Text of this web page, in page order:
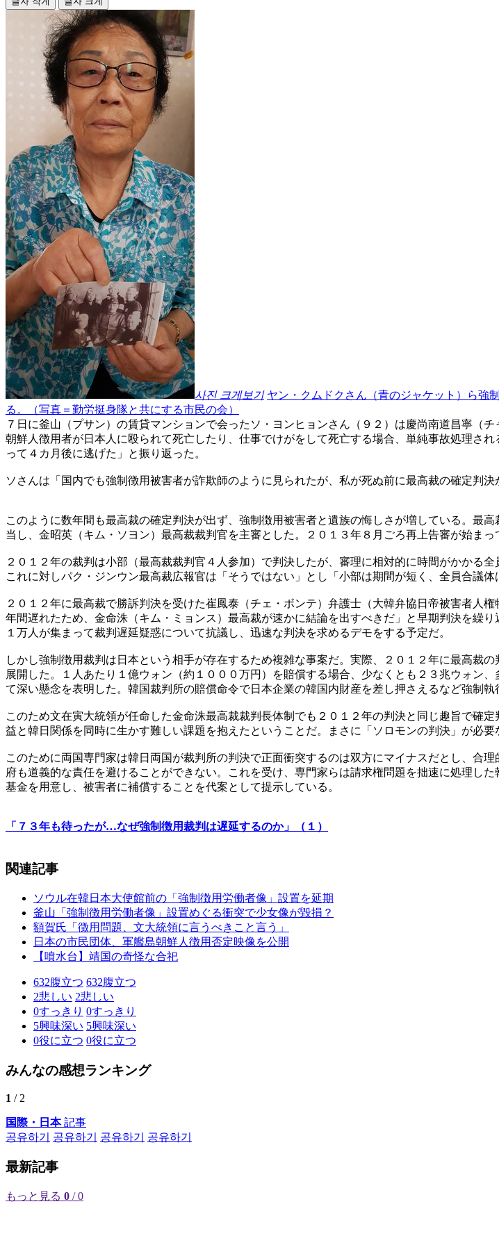
사진 크게보기 ヤン・クムドクさん（青のジャケット）ら強
る。（写真＝勤労挺身隊と共にする市民の会）
７日に釜山（プサン）の賃貸マンションで会ったソ・ヨンヒョンさん（９２）は慶尚南道昌寧（
朝鮮人徴用者が日本人に殴られて死亡したり、仕事でけがをして死亡する場合、単純事故処理さ
って４カ月後に逃げた」と振り返った。
ソさんは「国内でも強制徴用被害者が詐欺師のように見られたが、私が死ぬ前に最高裁の確定判決
このように数年間も最高裁の確定判決が出ず、強制徴用被害者と遺族の悔しさが増している。最
当し、金昭英（キム・ソヨン）最高裁裁判官を主審とした。２０１３年８月ごろ再上告審が始まっ
２０１２年の裁判は小部（最高裁裁判官４人参加）で判決したが、審理に相対的に時間がかかる
これに対しパク・ジンウン最高裁広報官は「そうではない」とし「小部は期間が短く、全員合議
２０１２年に最高裁で勝訴判決を受けた崔鳳泰（チェ・ボンテ）弁護士（大韓弁協日帝被害者人
年間遅れたため、金命洙（キム・ミョンス）最高裁が速かに結論を出すべきだ」と早期判決を繰
１万人が集まって裁判遅延疑惑について抗議し、迅速な判決を求めるデモをする予定だ。
しかし強制徴用裁判は日本という相手が存在するため複雑な事案だ。実際、２０１２年に最高裁
展開した。１人あたり１億ウォン（約１０００万円）を賠償する場合、少なくとも２３兆ウォン
て深い懸念を表明した。韓国裁判所の賠償命令で日本企業の韓国内財産を差し押さえるなど強制
このため文在寅大統領が任命した金命洙最高裁裁判長体制でも２０１２年の判決と同じ趣旨で確
益と韓日関係を同時に生かす難しい課題を抱えたということだ。まさに「ソロモンの判決」が必要
このために両国専門家は韓日両国が裁判所の判決で正面衝突するのは双方にマイナスだとし、合
府も道義的な責任を避けることができない。これを受け、専門家らは請求権問題を拙速に処理し
基金を用意し、被害者に補償することを代案として提示している。
「７３年も待ったが…なぜ強制徴用裁判は遅延するのか」（１）
関連記事
ソウル在韓日本大使館前の「強制徴用労働者像」設置を延期
釜山「強制徴用労働者像」設置めぐる衝突で少女像が毀損？
額賀氏「徴用問題、文大統領に言うべきこと言う」
日本の市民団体、軍艦島朝鮮人徴用否定映像を公開
【噴水台】靖国の奇怪な合祀
632腹立つ 632腹立つ
2悲しい 2悲しい
0すっきり 0すっきり
5興味深い 5興味深い
0役に立つ 0役に立つ
みんなの感想ランキング
1 / 2
国際・日本記事
공유하기
공유하기 공유하기 공유하기
最新記事
もっと見る 0 / 0